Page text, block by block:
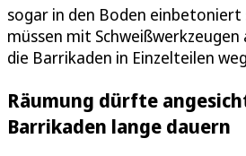
sogar in den Boden einbetoniert
müssen mit
die Barrikaden in Einzelteilen
Räumung dürfte
Barrikaden lange dauern